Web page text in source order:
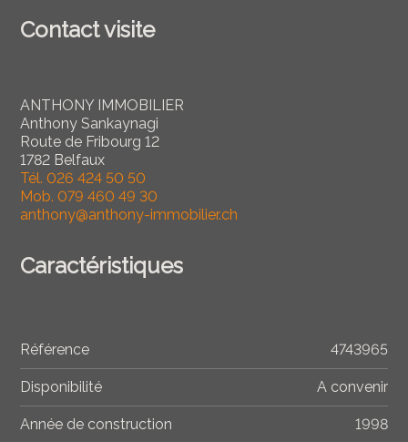
Contact visite
ANTHONY IMMOBILIER
Anthony Sankaynagi
Route de Fribourg 12
1782 Belfaux
Tél.026 424 50 50
Mob.079 460 49 30
anthony@anthony-immobilier.ch
Caractéristiques
Référence 4743965
Disponibilité A convenir
Année de construction 1998